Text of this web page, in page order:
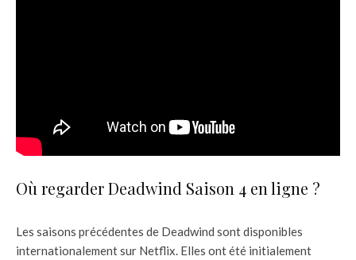
Où regarder Deadwind Saison 4 en ligne ?
Les saisons précédentes de Deadwind sont disponibles
internationalement sur Netflix. Elles ont été initialement